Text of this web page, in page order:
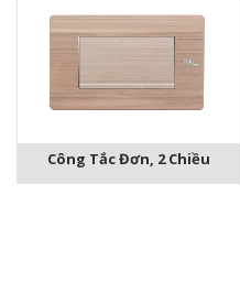
Công Tắc Đơn, 2 Chiều